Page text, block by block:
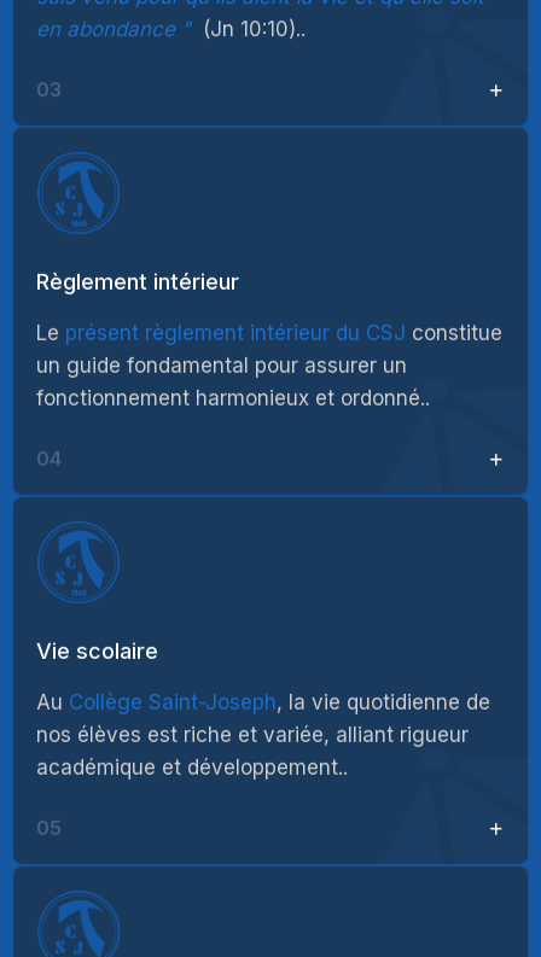
en abondance (Jn 10:10)..
03
Règlement intérieur
Le présent règlement intérieur du CSJ constitue
un guide fondamental pour assurer un
fonctionnement harmonieux et ordonné..
04
Vie scolaire
Au Collège Saint-Joseph, la vie quotidienne de
nos élèves est riche et variée, alliant rigueur
académique et développement..
05